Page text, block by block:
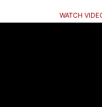
WATCH